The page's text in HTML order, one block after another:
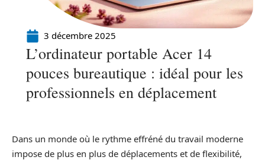
3 décembre 2025
L’ordinateur portable Acer 14
pouces bureautique : idéal pour les
professionnels en déplacement
Dans un monde où le rythme effréné du travail moderne
impose de plus en plus de déplacements et de flexibilité,